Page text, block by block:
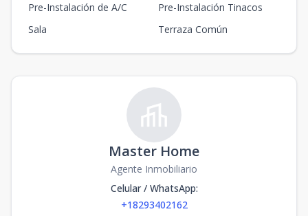
Pre-Instalación de A/C
Pre-Instalación Tinacos
Sala
Terraza Común
Master Home
Agente Inmobiliario
Celular / WhatsApp:
+18293402162